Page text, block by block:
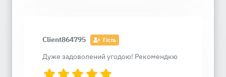
Client864795 Гість
Дуже задоволений угодою! Рекомендкю